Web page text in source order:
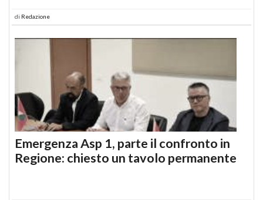
di Redazione
Emergenza Asp 1, parte il confronto in
Regione: chiesto un tavolo permanente